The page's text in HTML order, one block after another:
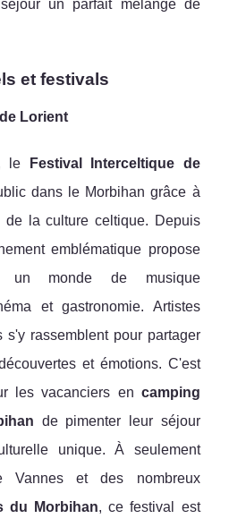
un parfait mélange de
et festivals
Lorient
le
Festival Interceltique de
dans le Morbihan grâce à
de la culture celtique. Depuis
emblématique propose
un monde de musique
et gastronomie. Artistes
s'y rassemblent pour partager
et émotions. C'est
les vacanciers en camping
de pimenter leur séjour
unique. À seulement
Vannes et des nombreux
du Morbihan, ce festival est